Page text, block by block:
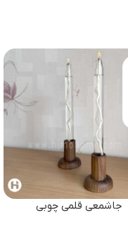
جاشمعی قلمی چوبی